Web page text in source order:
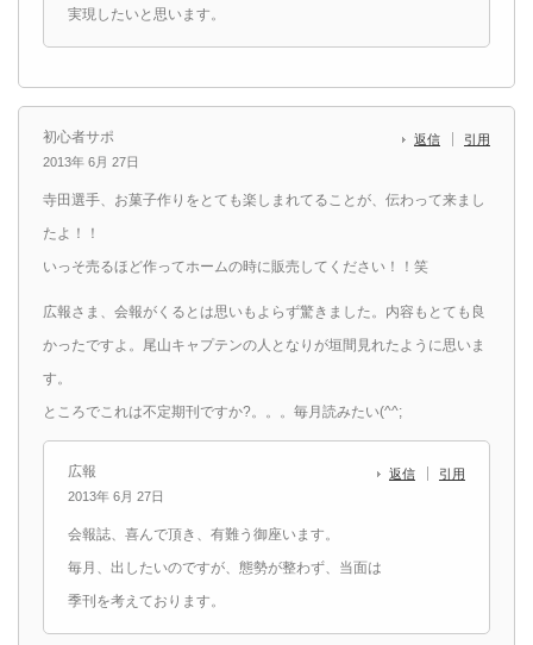
実現したいと思います。
初心者サポ
2013年 6月 27日
返信 引用
寺田選手、お菓子作りをとても楽しまれてることが、伝わって来まし
たよ！！
いっそ売るほど作ってホームの時に販売してください！！笑
広報さま、会報がくるとは思いもよらず驚きました。内容もとても良
かったですよ。尾山キャプテンの人となりが垣間見れたように思いま
す。
ところでこれは不定期刊ですか?。。。毎月読みたい(^^;
広報
2013年 6月 27日
返信 引用
会報誌、喜んで頂き、有難う御座います。
毎月、出したいのですが、態勢が整わず、当面は
季刊を考えております。